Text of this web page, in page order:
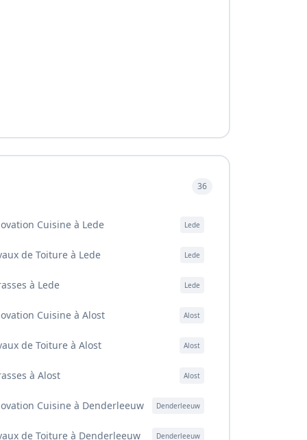
36
Cuisine à Lede Lede
de Toiture à Lede Lede
à Lede Lede
Cuisine à Alost Alost
de Toiture à Alost Alost
à Alost Alost
Cuisine à Denderleeuw Denderleeuw
de Toiture à Denderleeuw Denderleeuw